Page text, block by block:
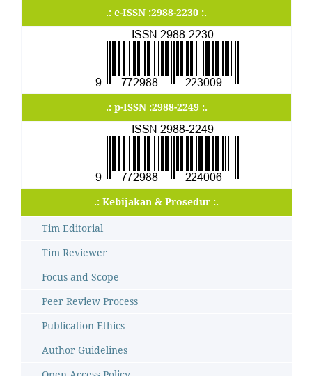
.: e-ISSN :2988-2230 :.
.: p-ISSN :2988-2249 :.
.: Kebijakan & Prosedur :.
Tim Editorial
Tim Reviewer
Focus and Scope
Peer Review Process
Publication Ethics
Author Guidelines